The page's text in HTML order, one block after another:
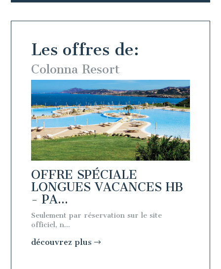
Les offres de:
Colonna Resort
OFFRE SPÉCIALE
LONGUES VACANCES HB
- PA...
Seulement par réservation sur le site
officiel, n...
découvrez plus